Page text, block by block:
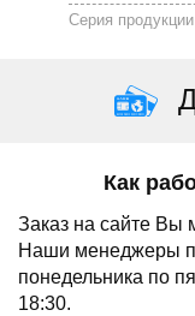
Серия продукции
Как
Заказ на сайте Вы
Наши менеджеры
понедельника по
18:30.